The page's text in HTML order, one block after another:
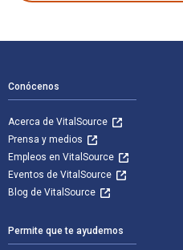
Conócenos
Acerca de VitalSource
Prensa y medios
Empleos en VitalSource
Eventos de VitalSource
Blog de VitalSource
Permite que te ayudemos